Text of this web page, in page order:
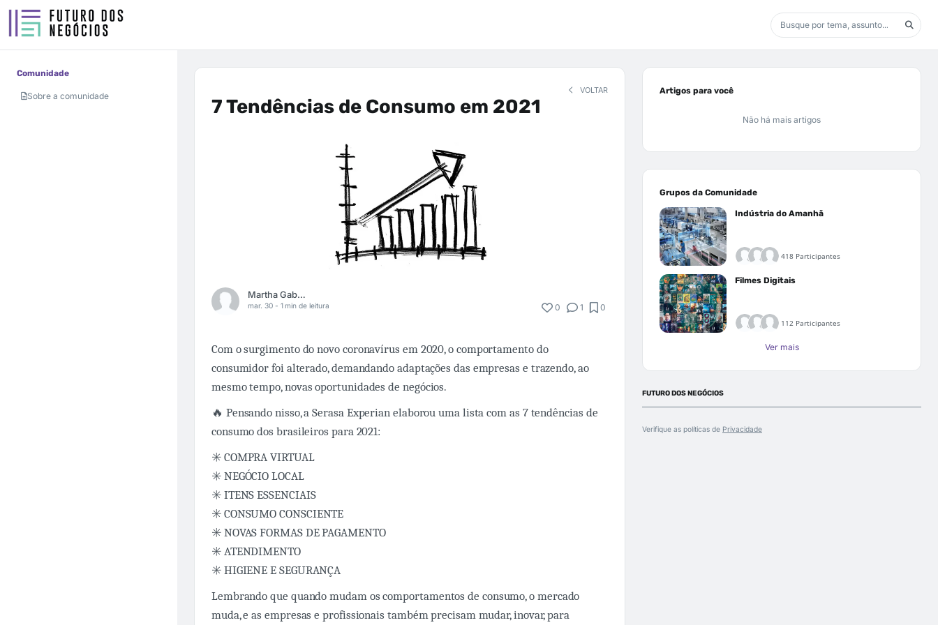
Comunidade
Sobre a comunidade
VOLTAR
7 Tendências de Consumo em 2021
Martha Gabriel
mar. 30 - 1 min de leitura 0 1 0
Com o surgimento do novo coronavírus em 2020, o comportamento do
consumidor foi alterado, demandando adaptações das empresas e trazendo, ao
mesmo tempo, novas oportunidades de negócios.
🔥 Pensando nisso, a Serasa Experian elaborou uma lista com as 7 tendências de
consumo dos brasileiros para 2021:
✳️ COMPRA VIRTUAL
✳️ NEGÓCIO LOCAL
✳️ ITENS ESSENCIAIS
✳️ CONSUMO CONSCIENTE
✳️ NOVAS FORMAS DE PAGAMENTO
✳️ ATENDIMENTO
✳️ HIGIENE E SEGURANÇA
Lembrando que quando mudam os comportamentos de consumo, o mercado
muda, e as empresas e profissionais também precisam mudar, inovar, para
Artigos para você
Não há mais artigos
Grupos da Comunidade
Indústria do Amanhã
418 Participantes
Filmes Digitais
112 Participantes
Ver mais
FUTURO DOS NEGÓCIOS
Verifique as políticas de Privacidade